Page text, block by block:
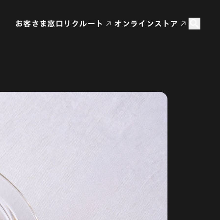
お客さま窓口 リクルート オンラインストア